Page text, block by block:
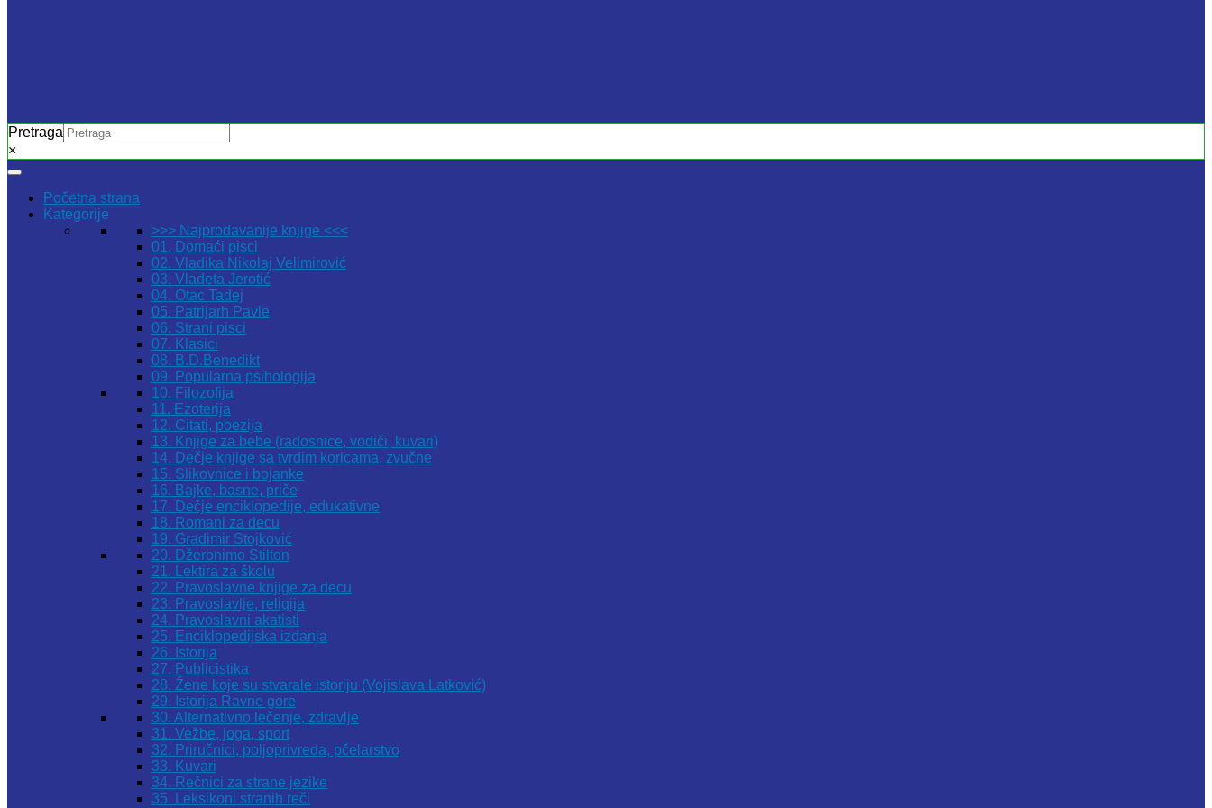
Pretraga
×
Početna strana
Kategorije
>>> Najprodavanije knjige <<<
01. Domaći pisci
02. Vladika Nikolaj Velimirović
03. Vladeta Jerotić
04. Otac Tadej
05. Patrijarh Pavle
06. Strani pisci
07. Klasici
08. B.D.Benedikt
09. Popularna psihologija
10. Filozofija
11. Ezoterija
12. Citati, poezija
13. Knjige za bebe (radosnice, vodiči, kuvari)
14. Dečje knjige sa tvrdim koricama, zvučne
15. Slikovnice i bojanke
16. Bajke, basne, priče
17. Dečje enciklopedije, edukativne
18. Romani za decu
19. Gradimir Stojković
20. Džeronimo Stilton
21. Lektira za školu
22. Pravoslavne knjige za decu
23. Pravoslavlje, religija
24. Pravoslavni akatisti
25. Enciklopedijska izdanja
26. Istorija
27. Publicistika
28. Žene koje su stvarale istoriju (Vojislava Latković)
29. Istorija Ravne gore
30. Alternativno lečenje, zdravlje
31. Vežbe, joga, sport
32. Priručnici, poljoprivreda, pčelarstvo
33. Kuvari
34. Rečnici za strane jezike
35. Leksikoni stranih reči